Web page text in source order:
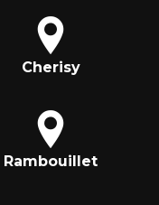
Cherisy
Rambouillet